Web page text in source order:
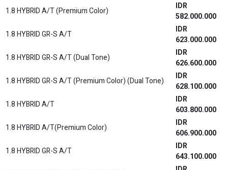
1.8 HYBRID A/T (Premium Color)
IDR
582.000.000
1.8 HYBRID GR-S A/T
IDR
623.000.000
1.8 HYBRID GR-S A/T (Dual Tone)
IDR
626.600.000
1.8 HYBRID GR-S A/T (Premium Color) (Dual Tone)
IDR
628.100.000
1.8 HYBRID A/T
IDR
603.800.000
1.8 HYBRID A/T(Premium Color)
IDR
606.900.000
1.8 HYBRID GR-S A/T
IDR
643.100.000